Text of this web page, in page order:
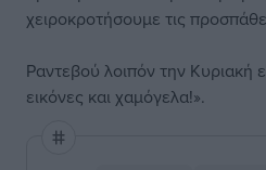
χειροκροτήσουμε τις
Ραντεβού λοιπόν την Κυριακή
εικόνες και χαμόγελα!».